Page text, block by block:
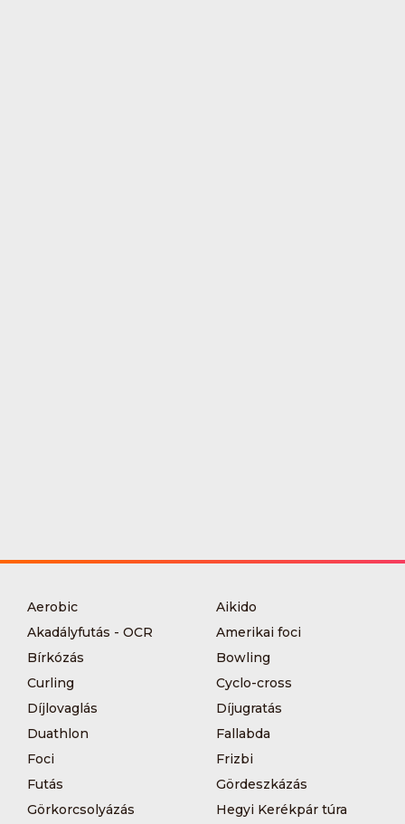
Aerobic
Aikido
Akadályfutás - OCR
Amerikai foci
Bírkózás
Bowling
Curling
Cyclo-cross
Díjlovaglás
Díjugratás
Duathlon
Fallabda
Foci
Frizbi
Futás
Gördeszkázás
Görkorcsolyázás
Hegyi Kerékpár túra